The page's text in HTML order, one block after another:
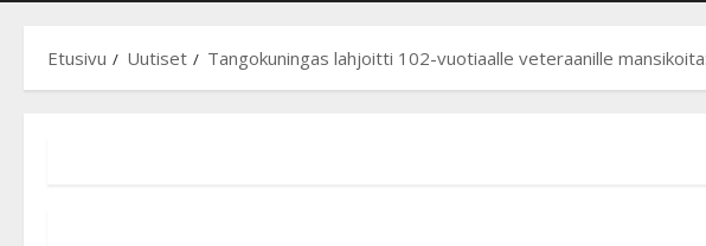
Etusivu Uutiset Tangokuningas lahjoitti 102-vuotiaalle veteraanille